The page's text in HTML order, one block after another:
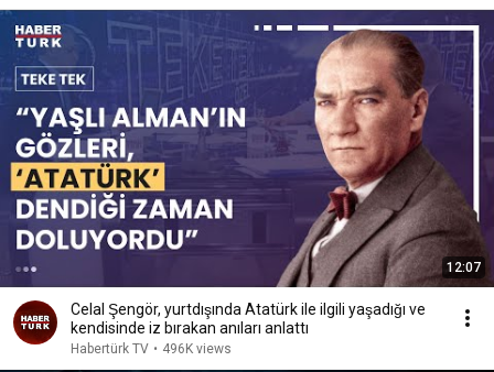
12:07
Celal Şengör, yurtdışında Atatürk ile ilgili yaşadığı ve
kendisinde iz bırakan anıları anlattı
Habertürk TV • 496K views